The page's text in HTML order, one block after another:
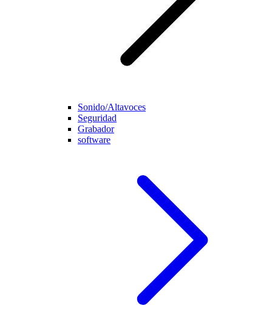
Sonido/Altavoces
Seguridad
Grabador
software